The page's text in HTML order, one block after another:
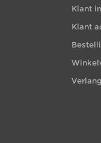
Klant
Klant